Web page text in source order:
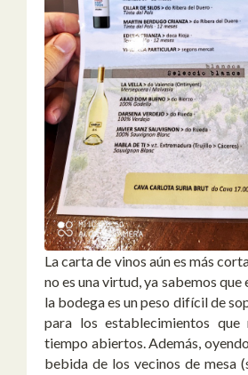
La carta de vinos aún es más
no es una virtud, ya sabemos
la bodega es un peso difícil de
para los establecimientos que
tiempo abiertos. Además,
bebida de los vecinos de mesa